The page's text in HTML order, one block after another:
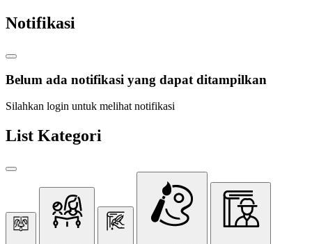
Notifikasi
Belum ada notifikasi yang dapat ditampilkan
Silahkan login untuk melihat notifikasi
List Kategori